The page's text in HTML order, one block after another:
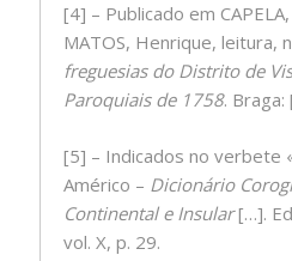
[4] – Publicado em
MATOS, Henrique, leitura,
freguesias do Distrito de
Paroquiais de 1758. Braga:
[5] – Indicados no verbete
Américo – Dicionário
Continental e Insular[…].
vol. X, p. 29.